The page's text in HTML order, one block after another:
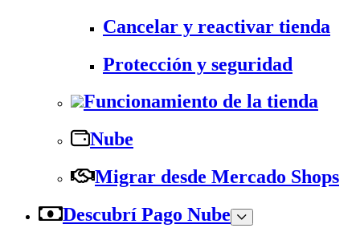
Cancelar y reactivar tienda
Protección y seguridad
Funcionamiento de la tienda
Nube
Migrar desde Mercado Shops
Descubrí Pago Nube